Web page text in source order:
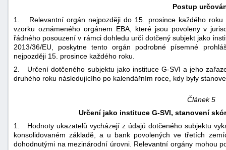
Postup
1. Relevantní orgán nejpozději do 15. prosince každého roku
vzorku oznámeného orgánem EBA, které jsou povoleny v
řádného posouzení v rámci dohledu určí dotčený subjekt jako
2013/36/EU, poskytne tento orgán podrobné písemné
nejpozději 15. prosince každého roku.
2. Určení dotčeného subjektu jako instituce G-SVI a jeho
druhého roku následujícího po kalendářním roce, kdy byly
Článek 5
Určení jako instituce G-SVI, stanovení
1. Hodnoty ukazatelů vycházejí z údajů dotčeného subjektu
konsolidovaném základě, a u bank povolených ve třetích
dohodnutými na mezinárodní úrovni. Relevantní orgány mohou